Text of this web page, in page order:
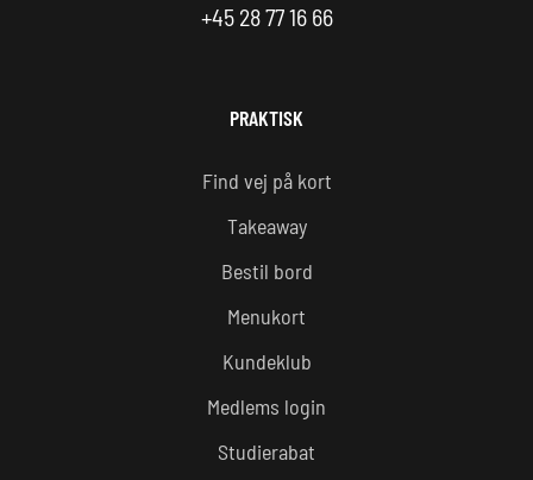
+45 28 77 16 66
PRAKTISK
Find vej på kort
Takeaway
Bestil bord
Menukort
Kundeklub
Medlems login
Studierabat